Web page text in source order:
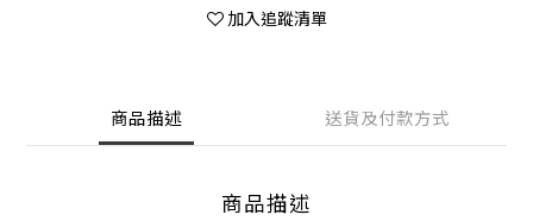
加入追蹤清單
商品描述 送貨及付款方式
商品描述